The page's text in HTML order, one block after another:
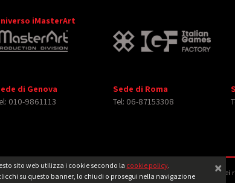
sito web utilizza i cookie secondo la cookie policy.
su questo banner, lo chiudi o prosegui nella navigazione
×
iMasterArt
di Genova
010-9861113
Sede di Roma
Tel: 06-87153308
reserved. Tutti i diritti relativi ad immagini e video pubblicati sono dei